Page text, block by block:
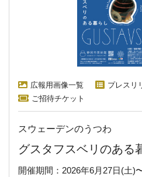
スウェーデンのうつわ
グスタフスベリのある
広報用画像一覧 プレスリ
ご招待チケット
開催期間： 2026年6月27日(土)